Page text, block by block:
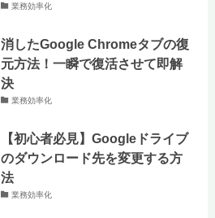
業務効率化
消したGoogle Chromeタブの復
元方法！一瞬で復活させて即解
決
業務効率化
【初心者必見】Googleドライブ
のダウンロード先を変更する方
法
業務効率化